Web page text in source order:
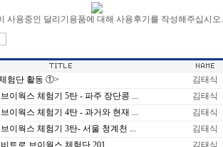
사용중인 달리기용품에 대해 사용후기를 작성해주십시오.
험단 활동 ①> 김태식
이웍스 체험기 5탄 - 파주 장단콩 ... 김태식
이웍스 체험기 4탄 - 과거와 현재 ... 김태식
이웍스 체험기 3탄- 서울 청계천 ... 김태식
트로 브이웍스 체험단 201 ... 김태식